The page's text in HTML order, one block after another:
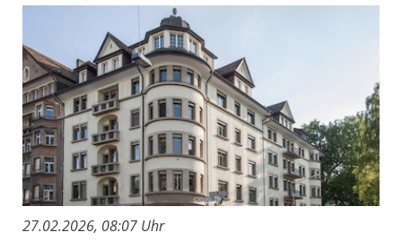
27.02.2026, 08:07 Uhr